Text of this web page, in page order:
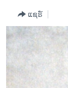
ອິດສະຫຼະພາບດ້າ
ຊີວິດຊາວລາວ
ຊຸມຊົນຊາວລາວ
ແຊຣ໌